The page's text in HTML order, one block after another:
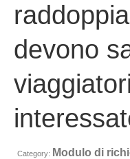
Aiuto
Notizie
Contatto
devono
Category: Modulo di